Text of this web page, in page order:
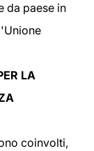
da paese in
LA
coinvolti,